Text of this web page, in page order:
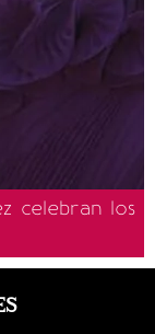
celebran los